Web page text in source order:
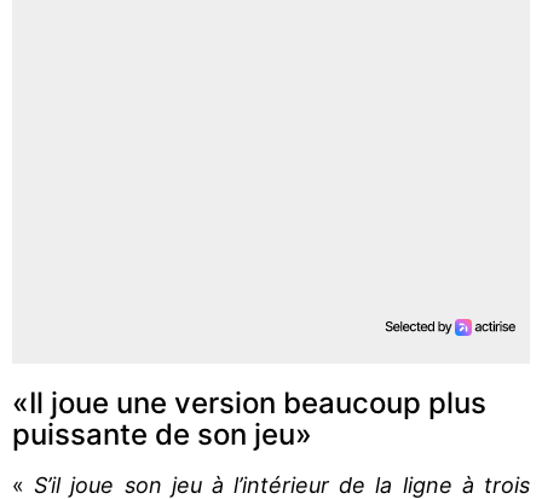
«Il joue une version beaucoup plus
puissante de son jeu»
«S’il joue son jeu à l’intérieur de la ligne à trois